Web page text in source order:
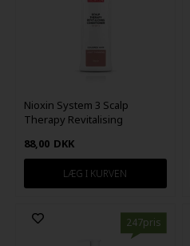
Nioxin System 3 Scalp
Therapy Revitalising
88,00 DKK
247pris